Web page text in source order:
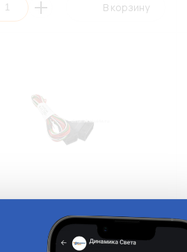
В корзину
коммутатора 2105-
10 (ВАЗ-2101-07, Москвич)